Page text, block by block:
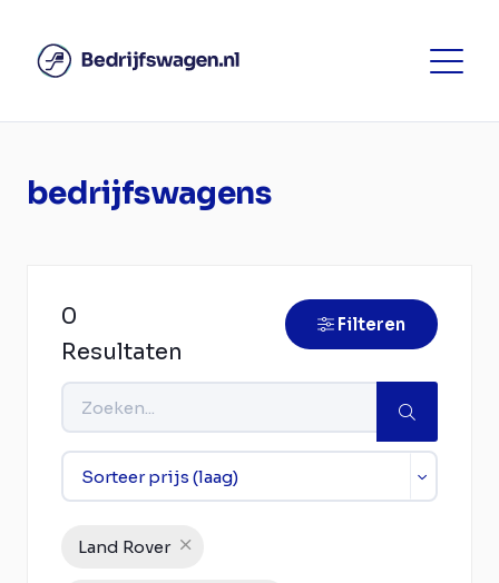
bedrijfswagens
0
Resultaten
Filteren
Land Rover